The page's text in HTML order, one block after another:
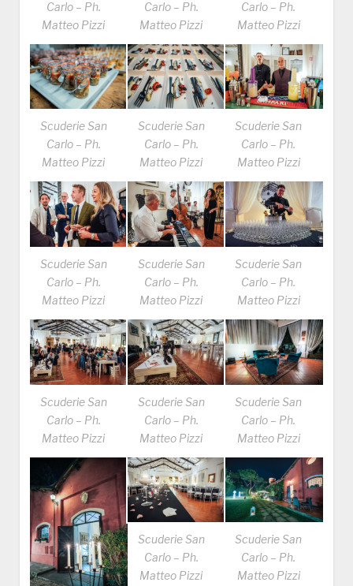
Carlo – Ph.
Matteo Pizzi
Carlo – Ph.
Matteo Pizzi
Carlo – Ph.
Matteo Pizzi
Scuderie San
Carlo – Ph.
Matteo Pizzi
Scuderie San
Carlo – Ph.
Matteo Pizzi
Scuderie San
Carlo – Ph.
Matteo Pizzi
Scuderie San
Carlo – Ph.
Matteo Pizzi
Scuderie San
Carlo – Ph.
Matteo Pizzi
Scuderie San
Carlo – Ph.
Matteo Pizzi
Scuderie San
Carlo – Ph.
Matteo Pizzi
Scuderie San
Carlo – Ph.
Matteo Pizzi
Scuderie San
Carlo – Ph.
Matteo Pizzi
Scuderie San
Carlo – Ph.
Matteo Pizzi
Scuderie San
Carlo – Ph.
Matteo Pizzi